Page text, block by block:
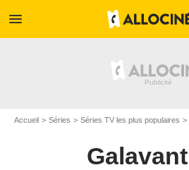
menu
Accueil Séries Séries TV les plus populaires
Galavant